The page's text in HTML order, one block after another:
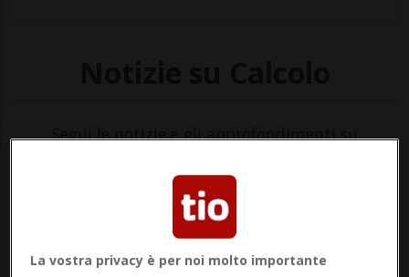
Segui le notizie e gli approfondimenti su
La vostra privacy è per noi molto importante